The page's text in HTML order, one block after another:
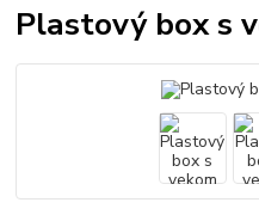
Plastový box s